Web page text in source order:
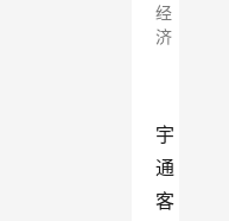
经
济
宇
通
客